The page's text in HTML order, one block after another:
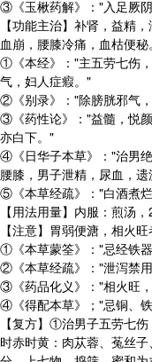
③《玉楸药解》："入足厥
【功能主治】补肾，益精
血崩，腰膝冷痛，血枯便秘。
①《本经》："主五劳七伤
气，妇人症瘕。"
②《别录》："除膀胱邪气
③《药性论》："益髓，悦
亦白下。"
④《日华子本草》："治男
腰膝，男子泄精，尿血，
⑤《本草经疏》："白酒煮
【用法用量】内服：煎汤
【注意】胃弱便溏，相火旺
①《本草蒙筌》："忌经铁
②《本草经疏》："泄泻禁
③《药品化义》："相火旺
④《得配本草》；"忌铜、
【复方】①治男子五劳七
时赤时黄：肉苁蓉、菟丝